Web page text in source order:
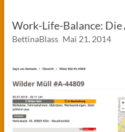
Work-Life-Balance: Die
BettinaBlass Mai 21, 2014